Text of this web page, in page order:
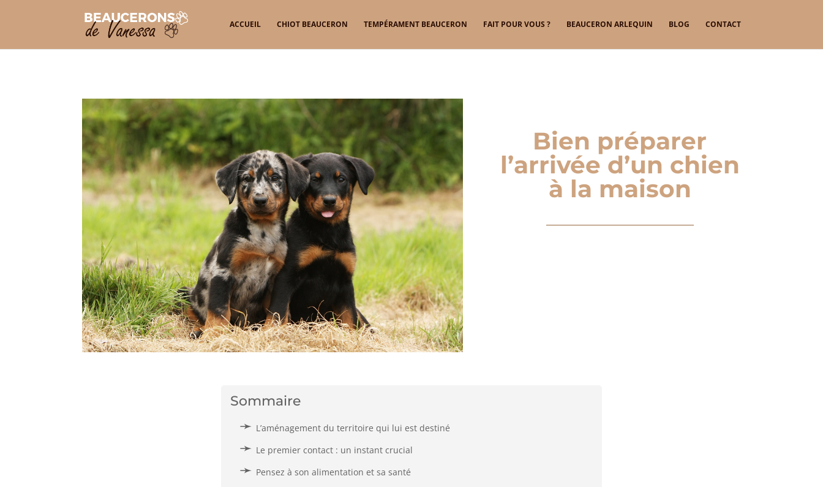
ACCUEIL CHIOT BEAUCERON TEMPÉRAMENT BEAUCERON FAIT POUR VOUS ? BEAUCERON ARLEQUIN BLOG CONTACT
Bien préparer
l’arrivée d’un chien
à la maison
Sommaire
L’aménagement du territoire qui lui est destiné
Le premier contact : un instant crucial
Pensez à son alimentation et sa santé